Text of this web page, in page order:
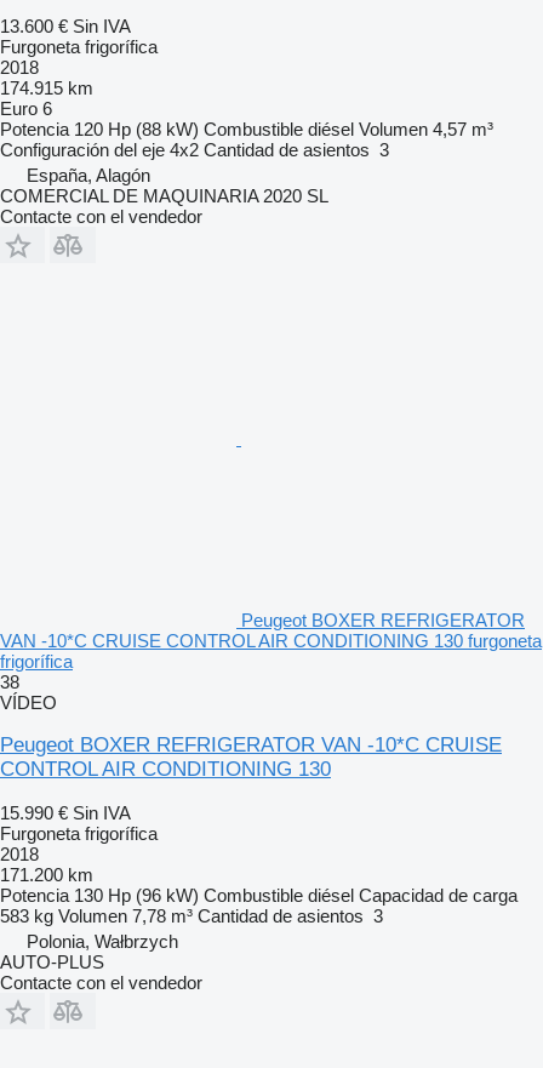
13.600 € Sin IVA
Furgoneta frigorífica
2018
174.915 km
Euro 6
Potencia 120 Hp (88 kW) Combustible diésel Volumen 4,57 m³
Configuración del eje 4x2 Cantidad de asientos 3
España, Alagón
COMERCIAL DE MAQUINARIA 2020 SL
Contacte con el vendedor
Peugeot BOXER REFRIGERATOR
VAN -10*C CRUISE CONTROL AIR CONDITIONING 130 furgoneta
frigorífica
38
VÍDEO
Peugeot BOXER REFRIGERATOR VAN -10*C CRUISE
CONTROL AIR CONDITIONING 130
15.990 € Sin IVA
Furgoneta frigorífica
2018
171.200 km
Potencia 130 Hp (96 kW) Combustible diésel Capacidad de carga
583 kg Volumen 7,78 m³ Cantidad de asientos 3
Polonia, Wałbrzych
AUTO-PLUS
Contacte con el vendedor